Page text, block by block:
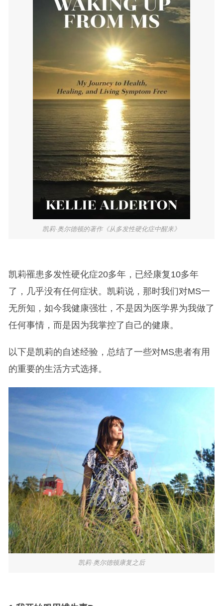
凯莉·奥尔德顿的著作《从多发性硬化症中醒来》
凯莉罹患多发性硬化症20多年，已经康复10多年
了，几乎没有任何症状。凯莉说，那时我们对MS一
无所知，如今我健康强壮，不是因为医学界为我做了
任何事情，而是因为我掌控了自己的健康。
以下是凯莉的自述经验，总结了一些对MS患者有用
的重要的生活方式选择。
凯莉·奥尔德顿康复之后